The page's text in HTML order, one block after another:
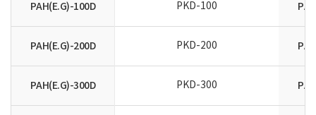
PAH(E.G)-100D PKD-100
PAH(E.G)-200D PKD-200
PAH(E.G)-300D PKD-300